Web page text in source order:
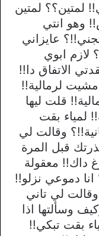
لمتين
وهو انتي
عايزاني
ابوي
الاتفاق دا!!
لرمالية!!
قلت ليها
لمياء بقت
وقالت لي
قبل المرة
داك!! معقولة
دموعي نزلو!!
لي تاني
وسألتها اذا
بقت تبكي!!